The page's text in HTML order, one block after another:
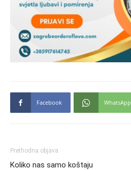
Facebook WhatsApp
Prethodna objava
Koliko nas samo koštaju